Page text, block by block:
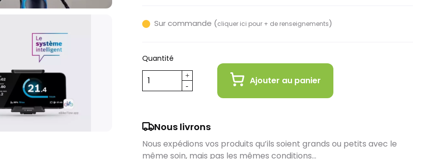
Sur commande (cliquer ici pour + de renseignements)
Quantité
Ajouter au panier
Nous livrons
Nous expédions vos produits qu’ils soient grands ou petits avec le
même soin, mais pas les mêmes conditions…